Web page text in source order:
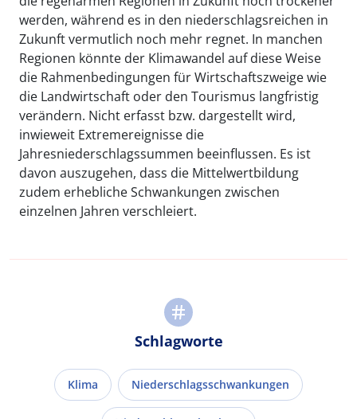
werden, während es in den niederschlagsreichen in
Zukunft vermutlich noch mehr regnet. In manchen
Regionen könnte der Klimawandel auf diese Weise
die Rahmenbedingungen für Wirtschaftszweige wie
die Landwirtschaft oder den Tourismus langfristig
verändern. Nicht erfasst bzw. dargestellt wird,
inwieweit Extremereignisse die
Jahresniederschlagssummen beeinflussen. Es ist
davon auszugehen, dass die Mittelwertbildung
zudem erhebliche Schwankungen zwischen
einzelnen Jahren verschleiert.
Schlagworte
Klima Niederschlagsschwankungen